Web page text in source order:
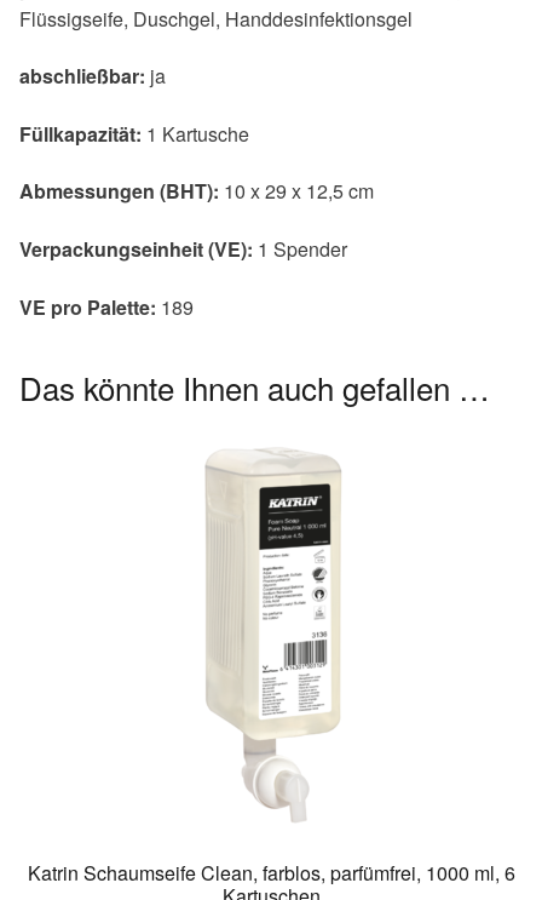
Flüssigseife, Duschgel, Handdesinfektionsgel
abschließbar: ja
Füllkapazität: 1 Kartusche
Abmessungen (BHT): 10 x 29 x 12,5 cm
Verpackungseinheit (VE): 1 Spender
VE pro Palette: 189
Das könnte Ihnen auch gefallen …
Katrin Schaumseife Clean, farblos, parfümfrei, 1000 ml, 6